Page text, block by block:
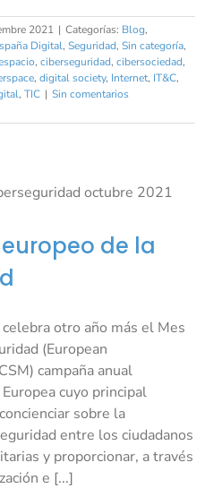
2021 | Categorías: Blog,
Digital, Seguridad, Sin categoría,
, ciberseguridad, cibersociedad,
, digital society, Internet, IT&C,
, TIC | Sin comentarios
de la
otro año más el Mes
(European
campaña anual
cuyo principal
sobre la
entre los ciudadanos
y proporcionar, a través
e [...]